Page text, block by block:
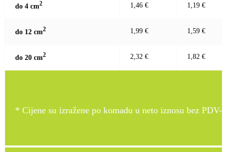
do 4 cm2 1,46 € 1,19 €
do 12 cm2 1,99 € 1,59 €
do 20 cm2 2,32 € 1,82 €
* Cijene su izražene po komadu u neto iznosu bez PDV-